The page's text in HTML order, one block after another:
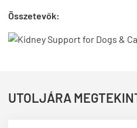
Összetevők:
UTOLJÁRA